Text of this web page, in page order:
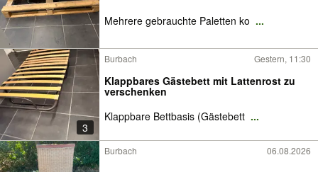
Mehrere gebrauchte Paletten ko ...
3
Burbach Gestern, 11:30
Klappbares Gästebett mit Lattenrost zu
verschenken
Klappbare Bettbasis (Gästebett ...
Burbach 06.08.2026